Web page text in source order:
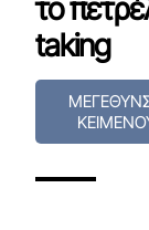
το
taking